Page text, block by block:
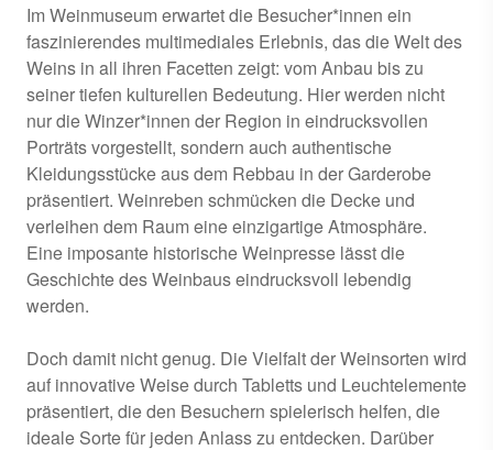
Im Weinmuseum erwartet die Besucher*innen ein
faszinierendes multimediales Erlebnis, das die Welt des
Weins in all ihren Facetten zeigt: vom Anbau bis zu
seiner tiefen kulturellen Bedeutung. Hier werden nicht
nur die Winzer*innen der Region in eindrucksvollen
Porträts vorgestellt, sondern auch authentische
Kleidungsstücke aus dem Rebbau in der Garderobe
präsentiert. Weinreben schmücken die Decke und
verleihen dem Raum eine einzigartige Atmosphäre.
Eine imposante historische Weinpresse lässt die
Geschichte des Weinbaus eindrucksvoll lebendig
werden.
Doch damit nicht genug. Die Vielfalt der Weinsorten wird
auf innovative Weise durch Tabletts und Leuchtelemente
präsentiert, die den Besuchern spielerisch helfen, die
ideale Sorte für jeden Anlass zu entdecken. Darüber